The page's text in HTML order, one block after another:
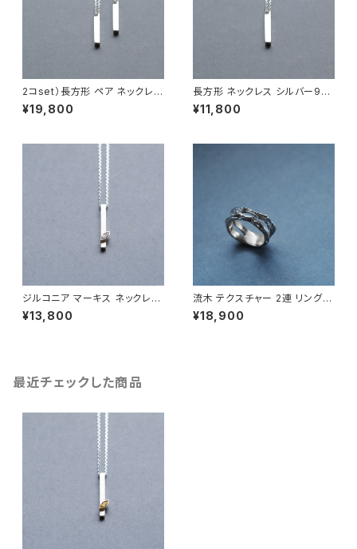
2コset）長方形 ペア ネックレス
シルバー925
¥19,800
長方形 ネックレス シルバー925
メンズ ユニセックス
¥11,800
ジルコニア マーキス ネックレス
シルバー925 メンズ ユニセック
ス
¥13,800
流木 テクスチャー 2連 リング
シルバー925 メンズ ユニセック
ス
¥18,900
最近チェックした商品